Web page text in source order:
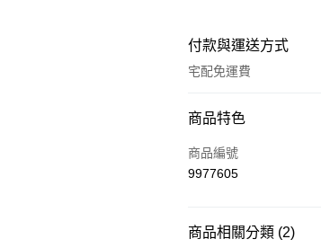
付款與運送方式
宅配免運費
付款方式
信用卡一次付款
商品特色
商品編號
9977605
商品相關分類 (2)